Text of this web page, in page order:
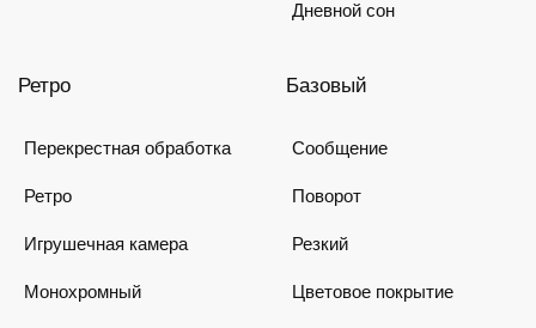
Дневной сон
Ретро
Перекрестная обработка
Ретро
Игрушечная камера
Монохромный
Базовый
Сообщение
Поворот
Резкий
Цветовое покрытие